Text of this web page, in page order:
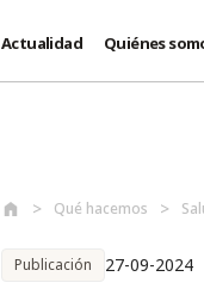
Actualidad Quiénes
Qué hacemos
Publicación 27-09-2024